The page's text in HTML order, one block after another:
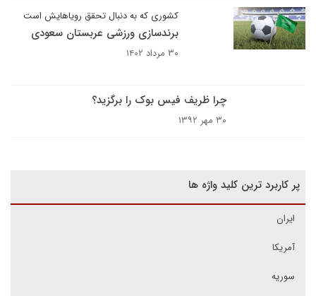
کشوری که به دنبال تحقق رویاهایش است
برندسازی ورزشی عربستان سعودی
۳۰ مرداد ۱۴۰۲
چرا ظریف فیس بوک را برگزید؟
۳۰ مهر ۱۳۹۲
پر کاربرد ترین کلید واژه ها
ایران
آمریکا
سوریه